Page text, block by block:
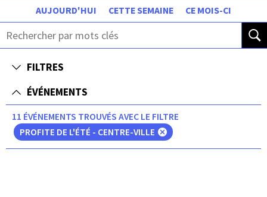
AUJOURD'HUI CETTE SEMAINE CE MOIS-CI
FILTRES
ÉVÉNEMENTS
11 ÉVÉNEMENTS TROUVÉS AVEC LE FILTRE
PROFITE DE L'ÉTÉ - CENTRE-VILLE